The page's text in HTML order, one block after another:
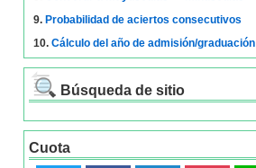
9. Probabilidad de aciertos consecutivos
10. Cálculo del año de admisión/graduación
Búsqueda de sitio
Cuota